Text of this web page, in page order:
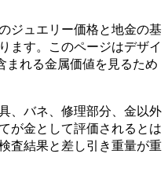
ジュエリー価格と地金の基
ます。このページはデザイ
まれる金属価値を見るため
、バネ、修理部分、金以外
が金として評価されるとは
査結果と差し引き重量が重